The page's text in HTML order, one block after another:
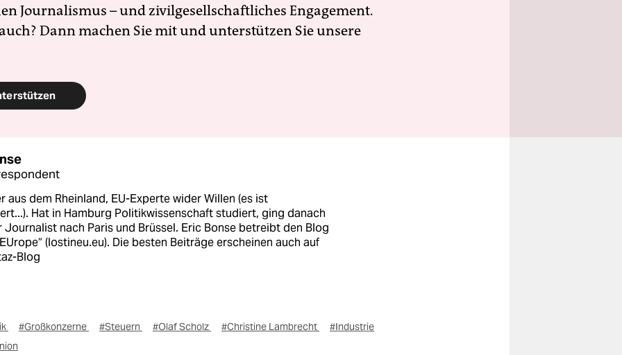
Journalismus – und zivilgesellschaftliches Engagement.
Dann machen Sie mit und unterstützen Sie unsere
aus dem Rheinland, EU-Experte wider Willen (es ist
Hat in Hamburg Politikwissenschaft studiert, ging danach
Journalist nach Paris und Brüssel. Eric Bonse betreibt den Blog
(lostineu.eu). Die besten Beiträge erscheinen auch auf
Blog
#Großkonzerne #Steuern #Olaf Scholz #Christine Lambrecht
#Industrie